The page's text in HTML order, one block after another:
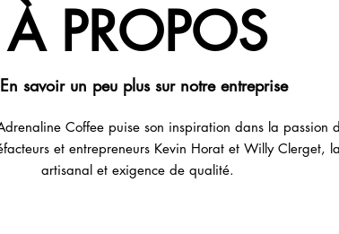
À PROPOS
En savoir un peu plus sur notre entreprise
Coffee puise son inspiration dans la passion
et entrepreneurs Kevin Horat et Willy Clerget,
artisanal et exigence de qualité.